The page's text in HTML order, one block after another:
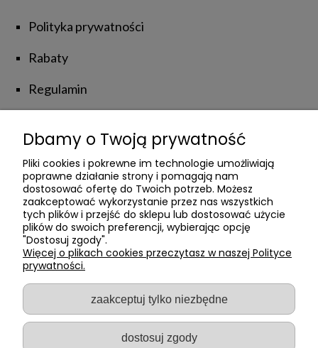
Polityka prywatności
Rabaty
Regulamin
NATUROLOVE
Kontakt z Nami
Poznajmy się
Private Label
Dbamy o Twoją prywatność
Pliki cookies i pokrewne im technologie umożliwiają
poprawne działanie strony i pomagają nam
dostosować ofertę do Twoich potrzeb. Możesz
zaakceptować wykorzystanie przez nas wszystkich
tych plików i przejść do sklepu lub dostosować użycie
plików do swoich preferencji, wybierając opcję
"Dostosuj zgody".
Więcej o plikach cookies przeczytasz w naszej Polityce
prywatności.
zaakceptuj tylko niezbędne
dostosuj zgody